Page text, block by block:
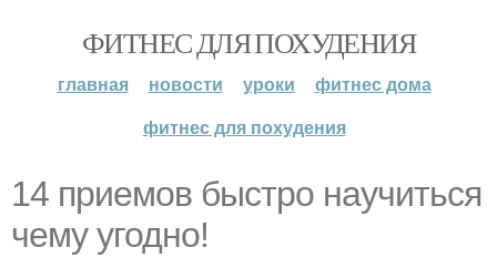
ФИТНЕС ДЛЯ ПОХУДЕНИЯ
главная новости уроки
фитнес дома
фитнес для похудения
14 приемов быстро научиться
чему угодно!